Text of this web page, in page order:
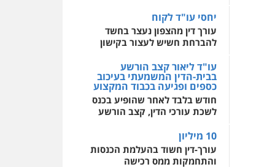
יחסי עו"ד לקוח
עורך דין מהצפון נעצר בחשד
להברחת חשיש לעצור בקישון
עו"ד ליאור קצב הורשע
בבית-הדין המשמעתי בעיכוב
כספים ופגיעה בכבוד המקצוע
חודש בלבד לאחר שהופיע בכנס
לשכת עורכי הדין, קצב הורשע
10 מיליון
עורך-דין חשוד בהעלמת הכנסות
והתחמקות ממס רכישה